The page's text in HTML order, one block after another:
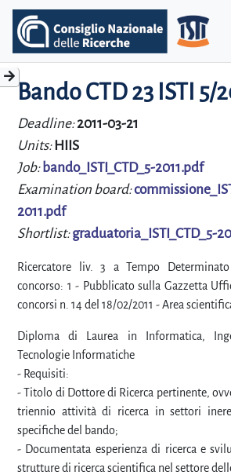
Bando CTD 23 ISTI 5/
Deadline:2011-03-21
Units: HIIS
Job: bando_ISTI_CTD_5-2011.pdf
Examination board:
2011.pdf
Shortlist:graduatoria_ISTI_CTD_5-
Ricercatore liv. 3 a Tempo
concorso: 1 - Pubblicato sulla Gazzetta
concorsi n. 14 del 18/02/2011 - Area
Diploma di Laurea in Informatica,
Tecnologie Informatiche
- Requisiti:
- Titolo di Dottore di Ricerca pertinente,
triennio attività di ricerca in settori
specifiche del bando;
- Documentata esperienza di ricerca e
strutture di ricerca scientifica nel settore